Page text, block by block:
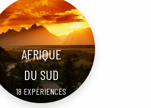
AFRIQUE
DU SUD
18 EXPÉRIENCES